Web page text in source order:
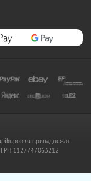
принадлежат
1127747063212